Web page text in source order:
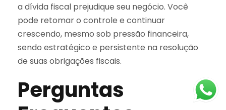
a dívida fiscal prejudique seu negócio. Você
pode retomar o controle e continuar
crescendo, mesmo sob pressão financeira,
sendo estratégico e persistente na resolução
de suas obrigações fiscais.
Perguntas